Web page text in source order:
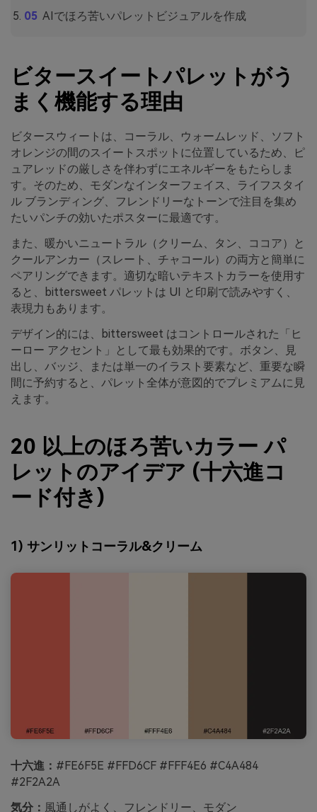
AIでほろ苦いパレットビジュアルを作成
ビタースイートパレットがう
まく機能する理由
ビタースウィートは、コーラル、ウォームレッド、ソフト
オレンジの間のスイートスポットに位置しているため、ピ
ュアレッドの厳しさを伴わずにエネルギーをもたらしま
す。そのため、モダンなインターフェイス、ライフスタイ
ル ブランディング、フレンドリーなトーンで注目を集め
たいパンチの効いたポスターに最適です。
また、暖かいニュートラル（クリーム、タン、ココア）と
クールアンカー（スレート、チャコール）の両方と簡単に
ペアリングできます。適切な暗いテキストカラーを使用す
ると、bittersweet パレットは UI と印刷で読みやすく、
表現力もあります。
デザイン的には、bittersweet はコントロールされた「ヒ
ーロー アクセント」として最も効果的です。ボタン、見
出し、バッジ、または単一のイラスト要素など、重要な瞬
間に予約すると、パレット全体が意図的でプレミアムに見
えます。
20 以上のほろ苦いカラー パ
レットのアイデア (十六進コ
ード付き)
1) サンリットコーラル&クリーム
十六進： #FE6F5E #FFD6CF #FFF4E6 #C4A484
#2F2A2A
気分： 風通しがよく、フレンドリー、モダン